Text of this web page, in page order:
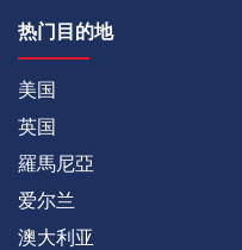
热门目的地
美国
英国
羅馬尼亞
爱尔兰
澳大利亚